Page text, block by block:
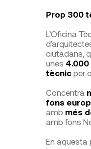
Prop 300
L’Oficina
ciutadans,
unes
tècnic per
Concentra
fons
amb més
amb fons
En aquesta